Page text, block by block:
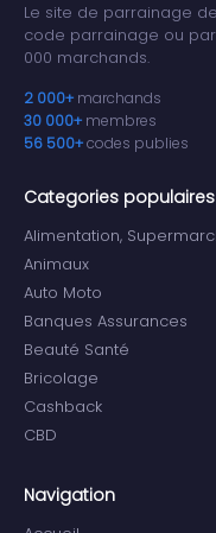
Le site de parrainage
code parrainage ou
000 marchands.
2 000+ marchands
30 000+ membres
56 500+codes publies
Categories populaires
Alimentation,
Animaux
Auto Moto
Banques Assurances
Beauté Santé
Bricolage
Cashback
CBD
Navigation